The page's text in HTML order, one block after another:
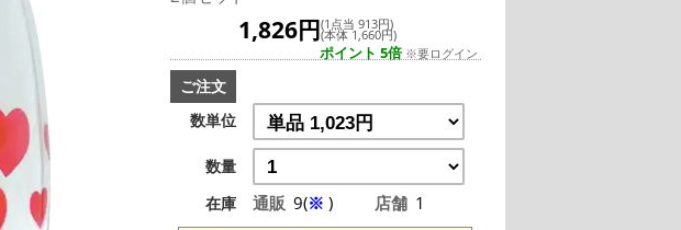
1,826円(1点当 913円)
(本体 1,660円)
ポイント 5倍 ※要ログイン
ご注文
数単位
数量
在庫
通販 9(※ ) 店舗 1